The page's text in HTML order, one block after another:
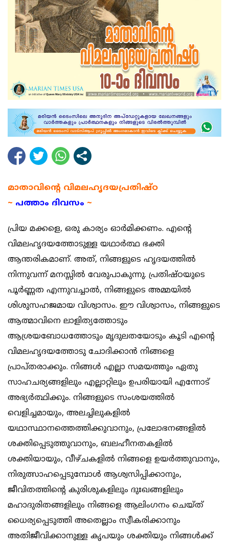
മാതാവിന്റെ വിമലഹൃദയപ്രതിഷ്ഠ
~ പത്താം ദിവസം ~
പ്രിയ മക്കളെ, ഒരു കാര്യം ഓര്‍മിക്കണം. എന്റെ
വിമലഹൃദയത്തോടുള്ള യഥാര്‍ത്ഥ ഭക്തി
ആന്തരികമാണ്. അത്, നിങ്ങളുടെ ഹൃദയത്തില്‍
നിന്നുവന്ന് മനസ്സില്‍ വേരുപാകുന്നു. പ്രതിഷ്ഠയുടെ
പൂര്‍ണ്ണത എന്നുവച്ചാല്‍, നിങ്ങളുടെ അമ്മയില്‍
ശിശുസഹജമായ വിശ്വാസം. ഈ വിശ്വാസം, നിങ്ങളുടെ
ആത്മാവിനെ ലാളിത്യത്തോടും
ആശ്രയബോധത്തോടും മൃദുലതയോടും കൂടി എന്റെ
വിമലഹൃദയത്തോടു ചോദിക്കാന്‍ നിങ്ങളെ
പ്രാപ്തരാക്കും. നിങ്ങള്‍ എല്ലാ സമയത്തും ഏതു
സാഹചര്യങ്ങളിലും എല്ലാറ്റിലും ഉപരിയായി എന്നോട്
അഭ്യര്‍ത്ഥിക്കും. നിങ്ങളുടെ സംശയത്തില്‍
വെളിച്ചമായും, അലച്ചിലുകളില്‍
യഥാസ്ഥാനത്തെത്തിക്കുവാനും, പ്രലോഭനങ്ങളില്‍
ശക്തിപ്പെടുത്തുവാനും, ബലഹീനതകളില്‍
ശക്തിയായും, വീഴ്ചകളില്‍ നിങ്ങളെ ഉയര്‍ത്തുവാനും,
നിരുത്സാഹപ്പെടുമ്പോള്‍ ആശ്വസിപ്പിക്കാനും,
ജീവിതത്തിന്റെ കുരിശുകളിലും ദുഃഖങ്ങളിലും
മഹാദുരിതങ്ങളിലും നിങ്ങളെ ആലിംഗനം ചെയ്ത്
ധൈര്യപ്പെടുത്തി അതെല്ലാം സ്വീകരിക്കാനും
അതിജീവിക്കാനുള്ള കൃപയും ശക്തിയും നിങ്ങള്‍ക്ക്